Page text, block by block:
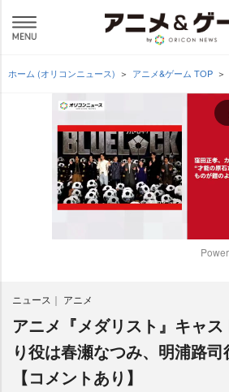
ホーム (オリコンニュース) アニメ&ゲーム TOP
ニュース アニメ
アニメ『メダリスト』キャ
り役は春瀬なつみ、明浦路
【コメントあり】